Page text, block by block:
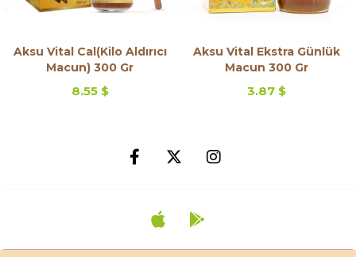
Aksu Vital Cal(Kilo Aldırıcı
Macun) 300 Gr
8.55 $
Aksu Vital Ekstra Günlük
Macun 300 Gr
3.87 $